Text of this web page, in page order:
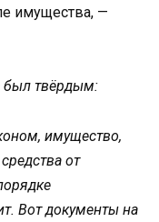
имущества, —
был твёрдым:
имущество,
от
Вот документы на